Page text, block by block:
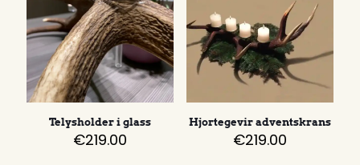
Telysholder i glass
€219.00
Hjortegevir adventskrans
€219.00